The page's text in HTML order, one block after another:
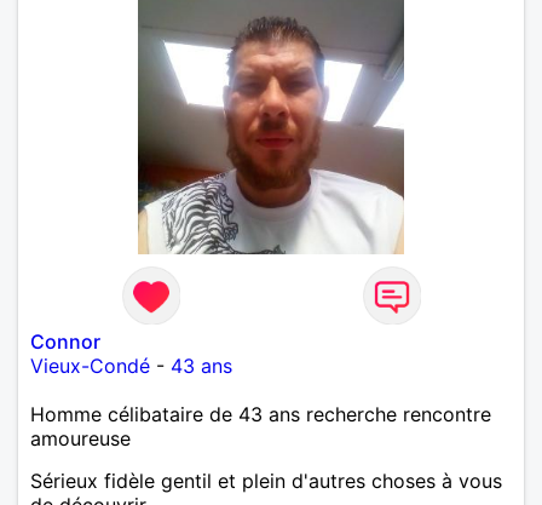
Connor
Vieux-Condé - 43 ans
Homme célibataire de 43 ans recherche rencontre
amoureuse
Sérieux fidèle gentil et plein d'autres choses à vous